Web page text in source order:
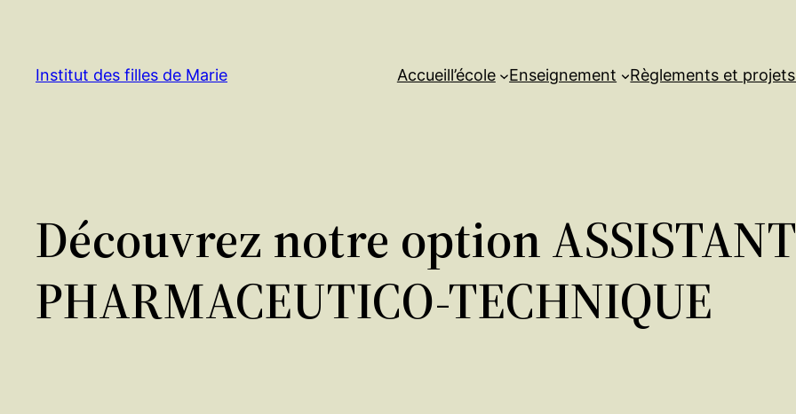
contenu
Institut des filles de Marie Accueill’école Enseignement Règlements et projets
Découvrez notre option ASSISTANT
PHARMACEUTICO-TECHNIQUE